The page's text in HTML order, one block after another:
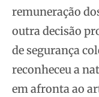
remuneração
outra decisão
de segurança
reconheceu a
em afronta ao